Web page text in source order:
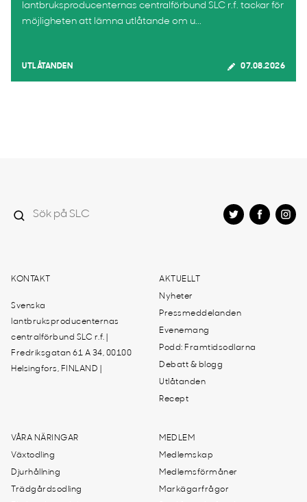
lantbruksproducenternas centralförbund SLC r.f. tackar för
möjligheten att lämna utlåtande om u...
UTLÅTANDEN 07.08.2026
KONTAKT
Svenska
lantbruksproducenternas
centralförbund SLC r.f. |
Fredriksgatan 61 A 34, 00100
Helsingfors, FINLAND |
AKTUELLT
Nyheter
Pressmeddelanden
Evenemang
Podd: Framtidsodlarna
Debatt & blogg
Utlåtanden
Recept
VÅRA NÄRINGAR
Växtodling
Djurhållning
Trädgårdsodling
MEDLEM
Medlemskap
Medlemsförmåner
Markägarfrågor